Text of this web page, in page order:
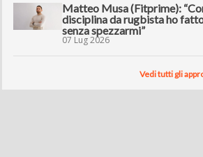
Matteo Musa (Fitprime):
disciplina da rugbista ho
senza spezzarmi”
07 Lug 2026
Vedi tutti gli